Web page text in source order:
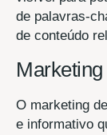
de palavras-
de conteúdo
O marketing
e informativo